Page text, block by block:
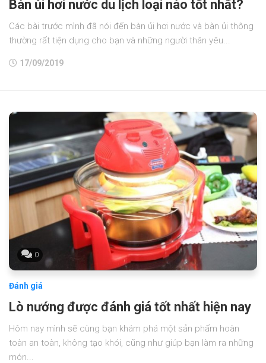
Bàn ủi hơi nước du lịch loại nào tốt nhất?
Các bài trước mình đã nói đến bàn ủi hơi nước và bàn ủi thông
thường rất tiện dụng cho bạn và những người thân yêu...
17/09/2019
0
Đánh giá
Lò nướng được đánh giá tốt nhất hiện nay
Hôm nay mình sẽ cùng bạn khám phá một sản phẩm hoàn
toàn an toàn, không tạo khói, cũng như giúp bạn làm ra những
món...